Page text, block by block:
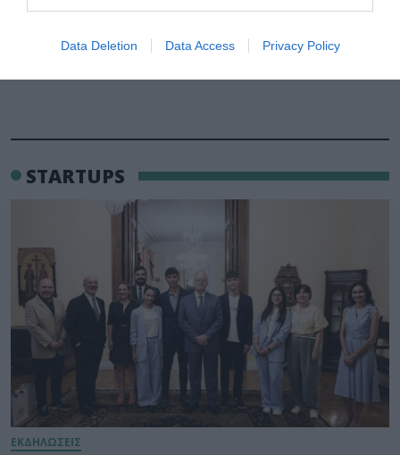
Data Deletion Data Access Privacy Policy
STARTUPS
ΕΚΔΗΛΩΣΕΙΣ